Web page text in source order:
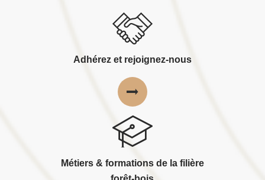
Adhérez et rejoignez-nous
Métiers & formations de la filière